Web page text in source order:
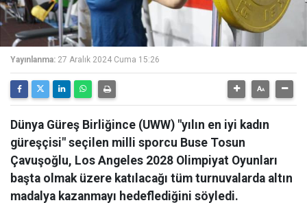
Yayınlanma: 27 Aralık 2024 Cuma 15:26
Dünya Güreş Birliğince (UWW) "yılın en iyi kadın
güreşçisi" seçilen milli sporcu Buse Tosun
Çavuşoğlu, Los Angeles 2028 Olimpiyat Oyunları
başta olmak üzere katılacağı tüm turnuvalarda altın
madalya kazanmayı hedeflediğini söyledi.